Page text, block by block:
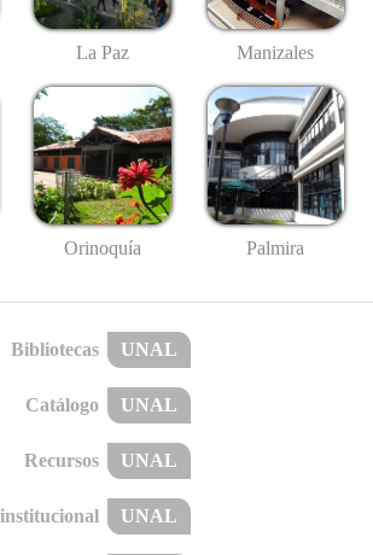
La Paz Manizales
Orinoquía Palmira
Bibliotecas UNAL
Catálogo UNAL
Recursos UNAL
UNAL